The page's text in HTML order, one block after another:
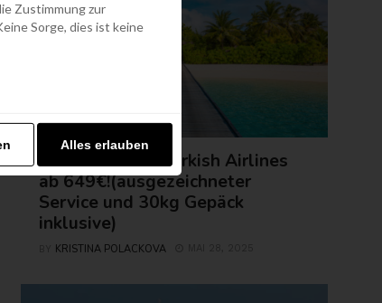
FLUGTICKETS
Malediven mit Turkish Airlines
ab 649€!(ausgezeichneter
Service und 30kg Gepäck
inklusive)
KRISTINA POLACKOVA
Zustimmung zur
Sorge, dies ist keine
Alles erlauben